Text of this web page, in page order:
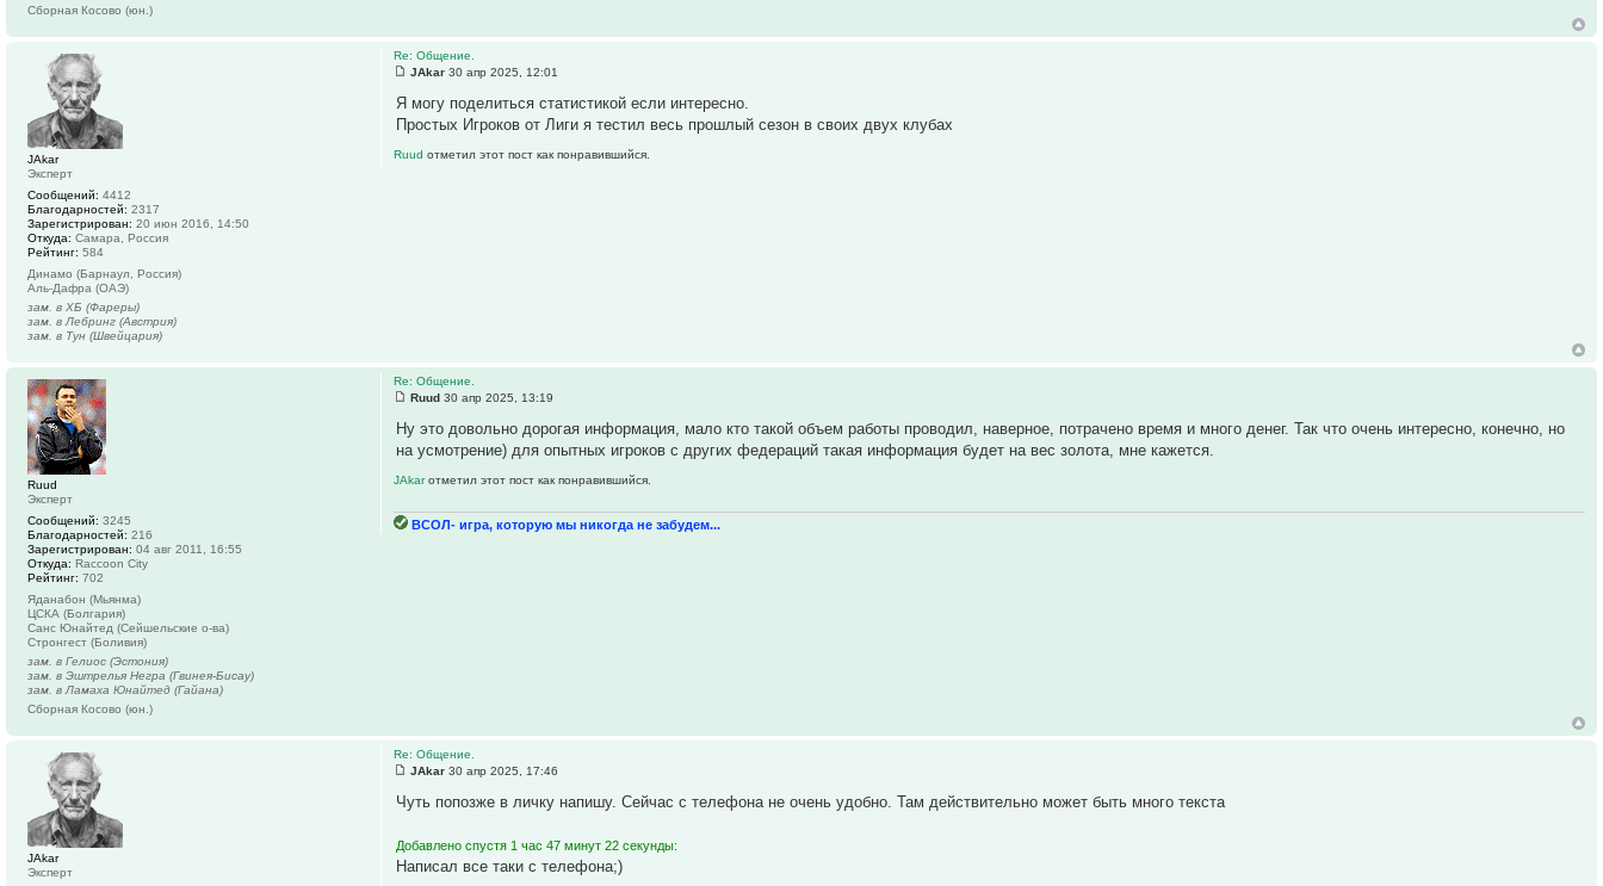
Сборная Косово (юн.)
Re: Общение.
JAkar 30 апр 2025, 12:01
Я могу поделиться статистикой если интересно.
Простых Игроков от Лиги я тестил весь прошлый сезон в своих двух клубах
Ruudотметил этот пост как понравившийся.
JAkar
Эксперт
Сообщений: 4412
Благодарностей: 2317
Зарегистрирован: 20 июн 2016, 14:50
Откуда: Самара, Россия
Рейтинг: 584
Динамо (Барнаул, Россия)
Аль-Дафра (ОАЭ)
зам. в ХБ (Фареры)
зам. в Лебринг (Австрия)
зам. в Тун (Швейцария)
Re: Общение.
Ruud 30 апр 2025, 13:19
Ну это довольно дорогая информация, мало кто такой объем работы проводил, наверное, потрачено время и много денег. Так что очень интересно, конечно, но
на усмотрение) для опытных игроков с других федераций такая информация будет на вес золота, мне кажется.
JAkarотметил этот пост как понравившийся.
ВСОЛ- игра, которую мы никогда не забудем...
Ruud
Эксперт
Сообщений: 3245
Благодарностей: 216
Зарегистрирован: 04 авг 2011, 16:55
Откуда: Raccoon City
Рейтинг: 702
Яданабон (Мьянма)
ЦСКА (Болгария)
Санс Юнайтед (Сейшельские о-ва)
Стронгест (Боливия)
зам. в Гелиос (Эстония)
зам. в Эштрелья Негра (Гвинея-Бисау)
зам. в Ламаха Юнайтед (Гайана)
Сборная Косово (юн.)
Re: Общение.
JAkar 30 апр 2025, 17:46
Чуть попозже в личку напишу. Сейчас с телефона не очень удобно. Там действительно может быть много текста
Добавлено спустя 1 час 47 минут 22 секунды:
Написал все таки с телефона;)
JAkar
Эксперт